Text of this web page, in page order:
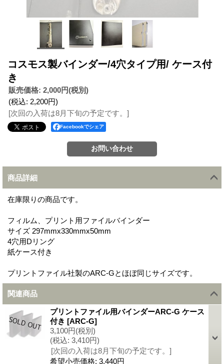
コスモス製バインダー/4穴タイプ用/ ケース付
き
販売価格: 2,000円(税別)
(税込: 2,200円)
[次回の入荷は8月下旬の予定です。]
Facebookでシェア
商品詳細
在庫限りの商品です。
フィルム、プリント用ファイルバインダー
サイズ 297mmx330mmx50mm
4穴用Dリング
紙ケース付き
プリントファイル社製のARC-Gとほぼ同じサイズです。
関連商品
プリントファイル用バインダーARC-G ケース
付き [ARC-G]
3,100円(税別)
(税込: 3,410円)
[次回の入荷は8月下旬の予定です。]
希望小売価格: 3,440円